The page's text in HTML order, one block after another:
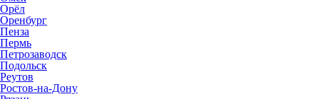
Орёл
Оренбург
Пенза
Пермь
Петрозаводск
Подольск
Реутов
Ростов-на-Дону